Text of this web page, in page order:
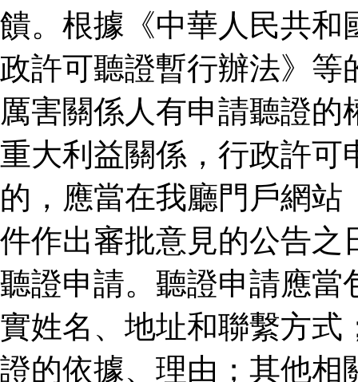
饋。根據《中華人民共和
政許可聽證暫行辦法》等
厲害關係人有申請聽證
重大利益關係，行政許可
的，應當在我廳門戶網
件作出審批意見的公告之
聽證申請。聽證申請應當
實姓名、地址和聯繫方式
證的依據、理由；其他相